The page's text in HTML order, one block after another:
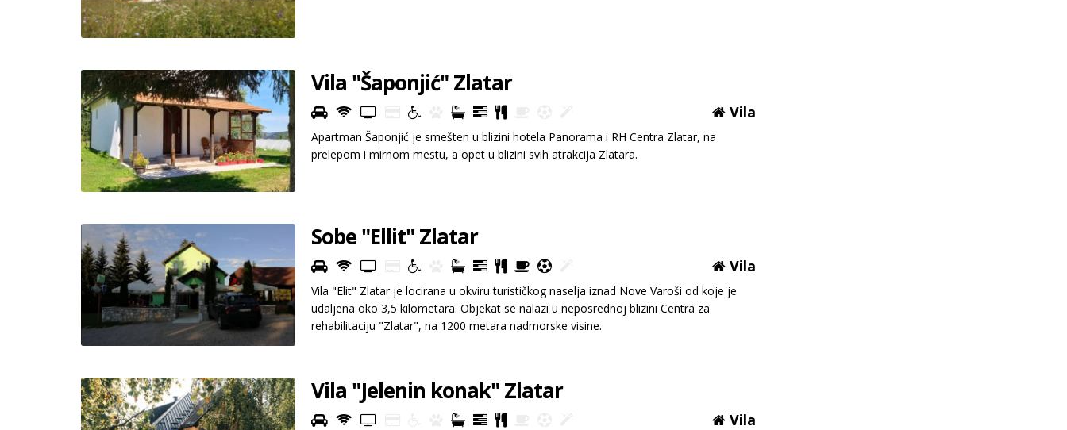
Vila "Šaponjić" Zlatar
Vila
Apartman Šaponjić je smešten u blizini hotela Panorama i RH Centra Zlatar, na
prelepom i mirnom mestu, a opet u blizini svih atrakcija Zlatara.
Sobe "Ellit" Zlatar
Vila
Vila "Elit" Zlatar je locirana u okviru turističkog naselja iznad Nove Varoši od koje je
udaljena oko 3,5 kilometara. Objekat se nalazi u neposrednoj blizini Centra za
rehabilitaciju "Zlatar", na 1200 metara nadmorske visine.
Vila "Jelenin konak" Zlatar
Vila